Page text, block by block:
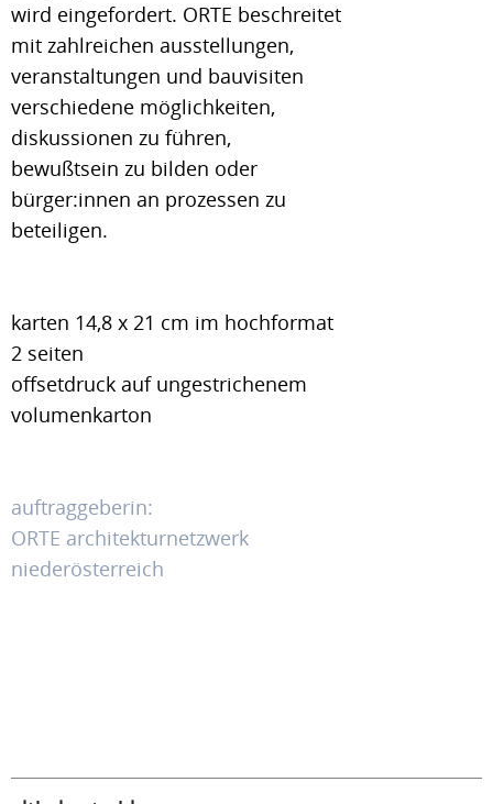
wird eingefordert. ORTE beschreitet
mit zahlreichen ausstellungen,
veranstaltungen und bauvisiten
verschiedene möglichkeiten,
diskussionen zu führen,
bewußtsein zu bilden oder
bürger:innen an prozessen zu
beteiligen.
karten 14,8 x 21 cm im hochformat
2 seiten
offsetdruck auf ungestrichenem
volumenkarton
auftraggeberin:
ORTE architekturnetzwerk
niederösterreich